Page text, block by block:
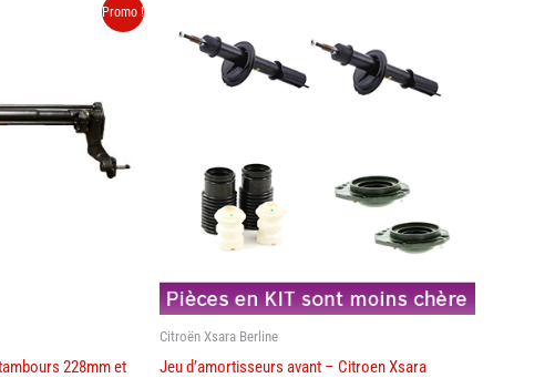
Promo !
228mm et
Citroën Xsara Berline
Jeu d’amortisseurs avant – Citroen Xsara